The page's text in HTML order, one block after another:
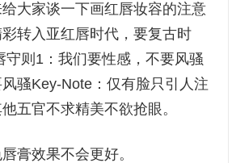
大家谈一下画红唇妆容的注意
转入亚红唇时代，要复古时
守则1：我们要性感，不要风骚
骚Key-Note：仅有脸只引人注
五官不求精美不欲抢眼。
膏效果不会更好。